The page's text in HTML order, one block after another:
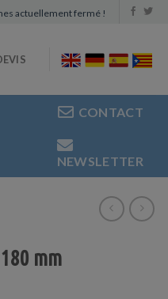
actuellement fermé !
CONTACT
NEWSLETTER
mm